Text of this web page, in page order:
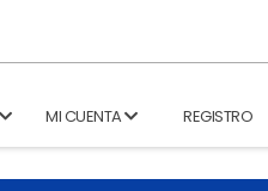
MI CUENTA REGISTRO